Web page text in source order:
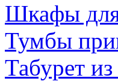
Шкафы
Тумбы
Табурет